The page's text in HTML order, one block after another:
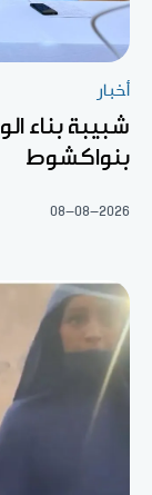
أخبار
بنواكشوط
08-08-2026